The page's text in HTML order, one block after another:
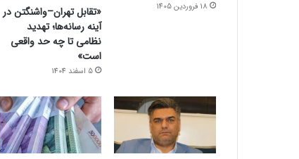
18 فروردین 1405
«تقابل تهران–واشنگتن در
آینه رسانه‌ها؛ تهدید
نظامی تا چه حد واقعی
است»
5 اسفند 1404